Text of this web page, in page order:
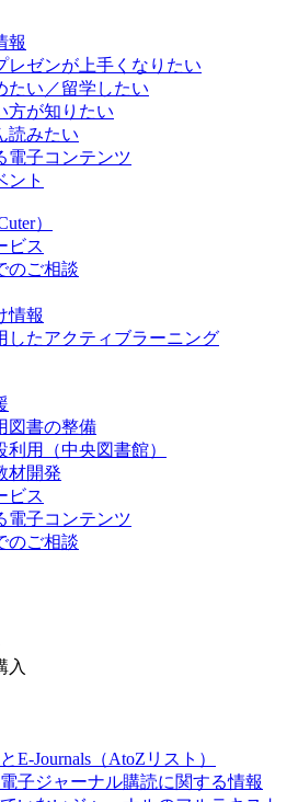
報
レゼンが上手くなりたい
たい／留学したい
方が知りたい
読みたい
電子コンテンツ
ント
）
ビス
のご相談
情報
したアクティブラーニング
図書の整備
用（中央図書館）
材開発
ビス
電子コンテンツ
のご相談
入
E-Journals（AtoZリスト）
子ジャーナル購読に関する情報